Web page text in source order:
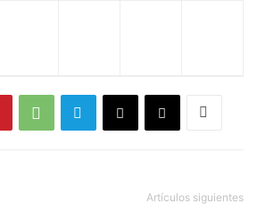
Artículos siguientes